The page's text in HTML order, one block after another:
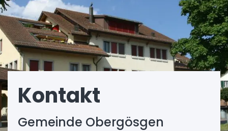
Kontakt
Gemeinde Obergösgen